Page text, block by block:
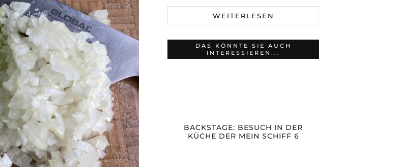
WEITERLESEN
DAS KÖNNTE SIE AUCH
INTERESSIEREN...
BACKSTAGE: BESUCH IN DER
KÜCHE DER MEIN SCHIFF 6